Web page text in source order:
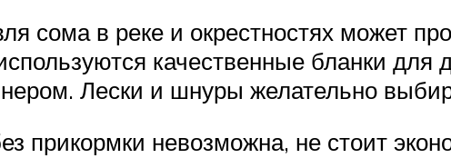
сома в реке и окрестностях может
качественные бланки для
Лески и шнуры желательно
прикормки невозможна, не стоит